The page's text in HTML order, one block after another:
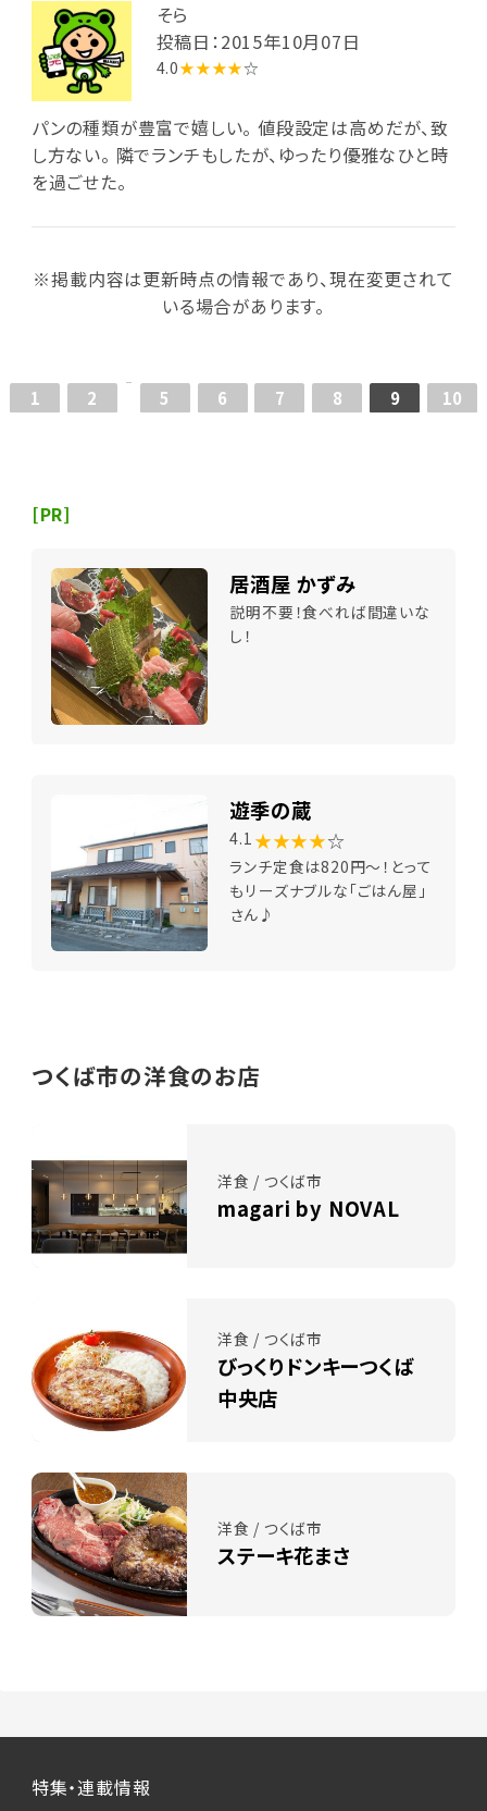
そら
投稿日：2015年10月07日
4.0★★★★☆
パンの種類が豊富で嬉しい。 値段設定は高めだが、致
し方ない。 隣でランチもしたが、ゆったり優雅なひと時
を過ごせた。
※掲載内容は更新時点の情報であり、現在変更されて
いる場合があります。
1 2 5 6 7 8 9 10
[PR]
居酒屋 かずみ
説明不要！食べれば間違いな
し！
遊季の蔵
4.1 ★★★★☆
ランチ定食は820円～！とって
もリーズナブルな「ごはん屋」
さん♪
つくば市の洋食のお店
洋食 / つくば市
magari by NOVAL
洋食 / つくば市
びっくりドンキーつくば
中央店
洋食 / つくば市
ステーキ花まさ
特集・連載情報